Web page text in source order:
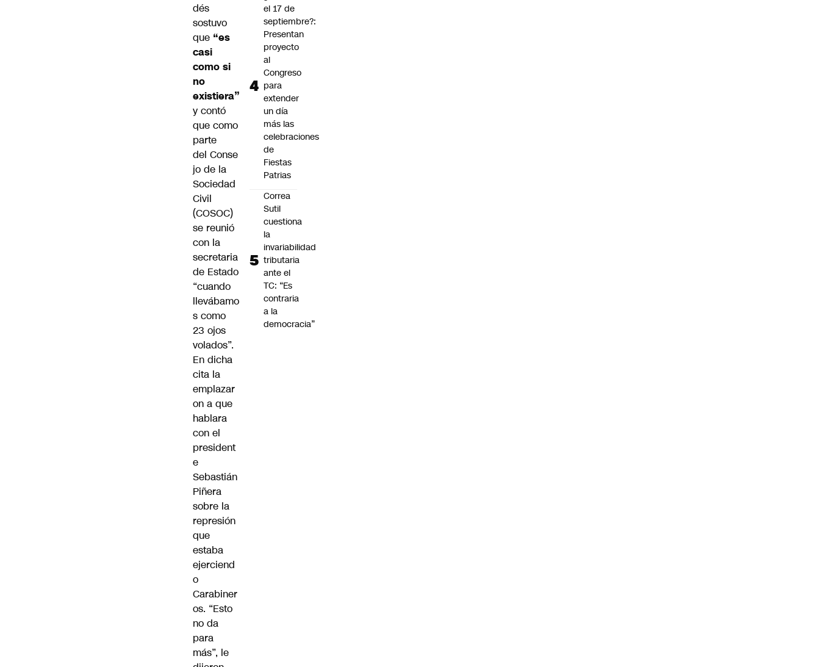
dés
sostuvo
que “es
casi
como si
no
existiera”
y contó
que como
parte
del Conse
jo de la
Sociedad
Civil
(COSOC)
se reunió
con la
secretaria
de Estado
“cuando
llevábamo
s como
23 ojos
volados”.
En dicha
cita la
emplazar
on a que
hablara
con el
president
e
Sebastián
Piñera
sobre la
represión
que
estaba
ejerciend
o
Carabiner
os. “Esto
no da
para
más”, le
el 17 de
septiembre?:
Presentan
proyecto
al
Congreso
para
extender
un día
más las
celebraciones
de
Fiestas
Patrias
Correa
Sutil
cuestiona
la
invariabilidad
tributaria
ante el
TC: “Es
contraria
a la
democracia”